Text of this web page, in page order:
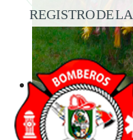
REGISTRO DE LA
PROPIEDAD